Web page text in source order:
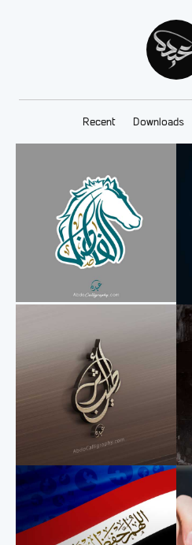
Recent Downloads